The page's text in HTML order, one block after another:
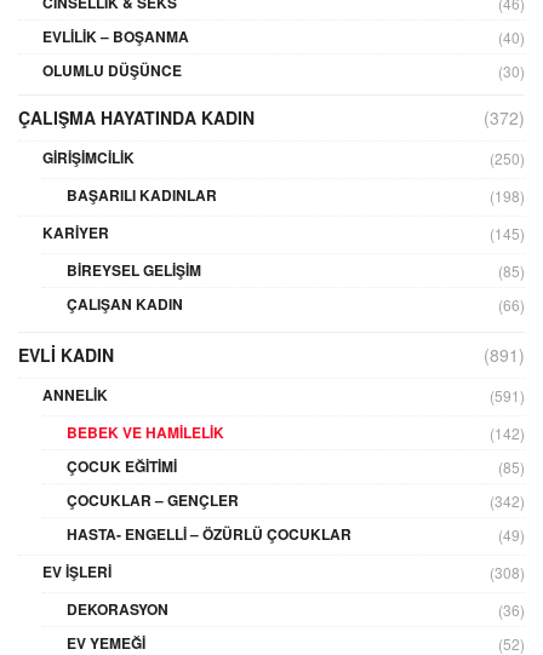
EVLILIK – BOŞANMA (40)
OLUMLU DÜŞÜNCE (30)
ÇALIŞMA HAYATINDA KADIN (372)
GIRIŞIMCILIK (250)
BAŞARILI KADINLAR (198)
KARIYER (145)
BIREYSEL GELIŞIM (85)
ÇALIŞAN KADIN (66)
EVLI KADIN (891)
ANNELIK (591)
BEBEK VE HAMILELIK (142)
ÇOCUK EĞITIMI (85)
ÇOCUKLAR – GENÇLER (342)
HASTA- ENGELLI – ÖZÜRLÜ ÇOCUKLAR (49)
EV İŞLERI (308)
DEKORASYON (36)
EV YEMEĞI (52)